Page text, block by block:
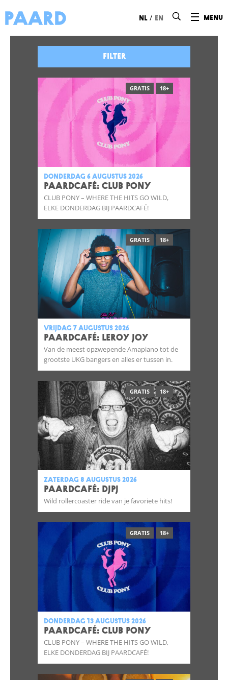
menu
nl / en
Filter
GRATIS 18+
donderdag 6 augustus 2026
Paardcafé: CLUB PONY
CLUB PONY – WHERE THE HITS GO WILD,
ELKE DONDERDAG BIJ PAARDCAFÉ!
GRATIS 18+
vrijdag 7 augustus 2026
Paardcafé: Leroy Joy
Van de meest opzwepende Amapiano tot de
grootste UKG bangers en alles er tussen in.
GRATIS 18+
zaterdag 8 augustus 2026
Paardcafé: DJPJ
Wild rollercoaster ride van je favoriete hits!
GRATIS 18+
donderdag 13 augustus 2026
Paardcafé: CLUB PONY
CLUB PONY – WHERE THE HITS GO WILD,
ELKE DONDERDAG BIJ PAARDCAFÉ!